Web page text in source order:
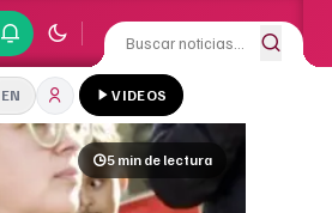
EN VIDEOS
5 min de lectura